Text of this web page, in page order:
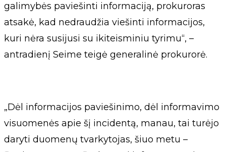
galimybės paviešinti informaciją, prokuroras
atsakė, kad nedraudžia viešinti informacijos,
kuri nėra susijusi su ikiteisminiu tyrimu“, –
antradienį Seime teigė generalinė prokurorė.
„Dėl informacijos paviešinimo, dėl informavimo
visuomenės apie šį incidentą, manau, tai turėjo
daryti duomenų tvarkytojas, šiuo metu –